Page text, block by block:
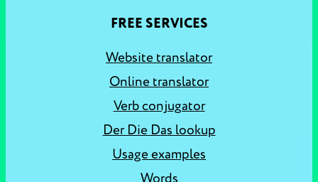
FREE SERVICES
Website translator
Online translator
Verb conjugator
Der Die Das lookup
Usage examples
Words